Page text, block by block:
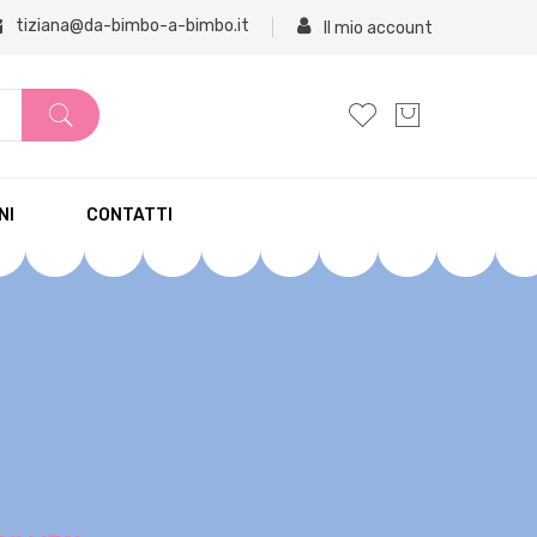
tiziana@da-bimbo-a-bimbo.it Il mio account
CONTATTI